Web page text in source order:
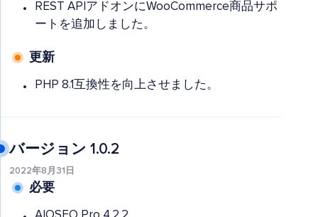
REST APIアドオンにWooCommerce商品サポ
ートを追加しました。
更新
PHP 8.1互換性を向上させました。
バージョン 1.0.2
2022年8月31日
必要